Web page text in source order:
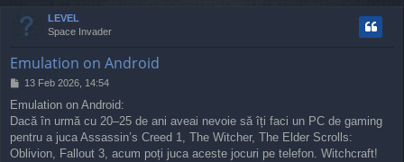
LEVEL
Space Invader
Emulation on Android
P
s
t
13 Feb 2026, 14:54
Emulation on Android:
Dacă în urmă cu 20–25 de ani aveai nevoie să îți faci un PC de gaming
pentru a juca Assassin’s Creed 1, The Witcher, The Elder Scrolls:
Oblivion, Fallout 3, acum poți juca aceste jocuri pe telefon. Witchcraft!